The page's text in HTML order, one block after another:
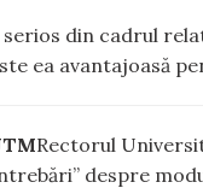
din cadrul
ea avantajoasă
Rectorul
despre